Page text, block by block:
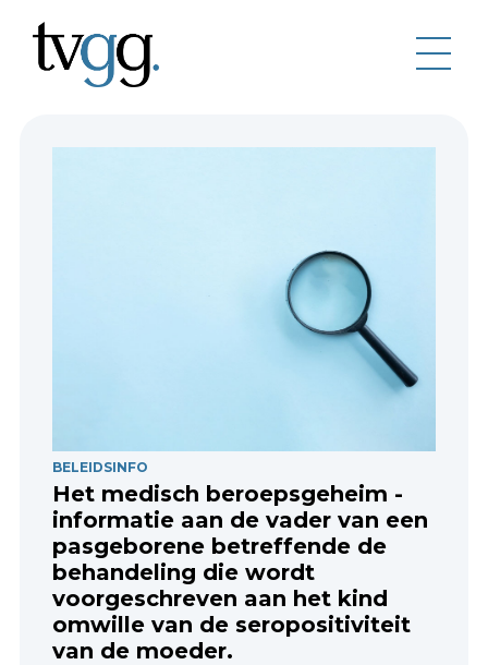
BELEIDSINFO
Het medisch beroepsgeheim -
informatie aan de vader van een
pasgeborene betreffende de
behandeling die wordt
voorgeschreven aan het kind
omwille van de seropositiviteit
van de moeder.